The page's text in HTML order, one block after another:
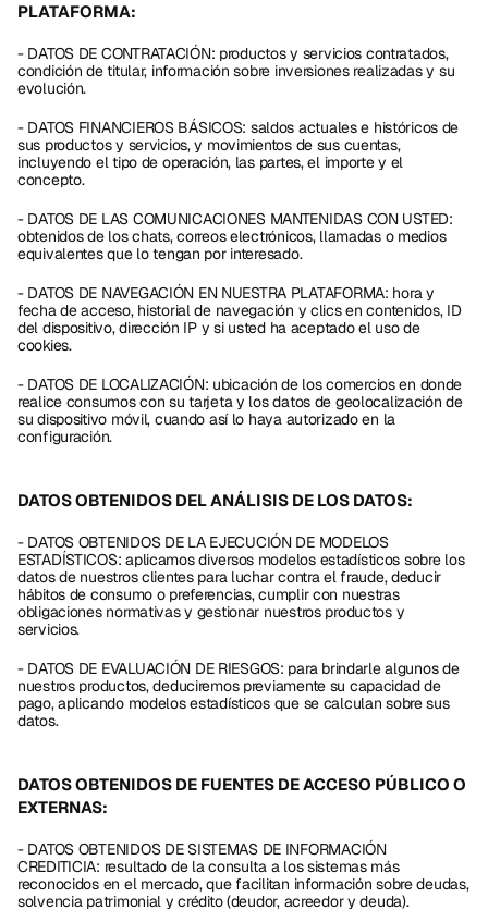
PLATAFORMA:
- DATOS DE CONTRATACIÓN: productos y servicios contratados,
condición de titular, información sobre inversiones realizadas y su
evolución.
- DATOS FINANCIEROS BÁSICOS: saldos actuales e históricos de
sus productos y servicios, y movimientos de sus cuentas,
incluyendo el tipo de operación, las partes, el importe y el
concepto.
- DATOS DE LAS COMUNICACIONES MANTENIDAS CON USTED:
obtenidos de los chats, correos electrónicos, llamadas o medios
equivalentes que lo tengan por interesado.
- DATOS DE NAVEGACIÓN EN NUESTRA PLATAFORMA: hora y
fecha de acceso, historial de navegación y clics en contenidos, ID
del dispositivo, dirección IP y si usted ha aceptado el uso de
cookies.
- DATOS DE LOCALIZACIÓN: ubicación de los comercios en donde
realice consumos con su tarjeta y los datos de geolocalización de
su dispositivo móvil, cuando así lo haya autorizado en la
configuración.
DATOS OBTENIDOS DEL ANÁLISIS DE LOS DATOS:
- DATOS OBTENIDOS DE LA EJECUCIÓN DE MODELOS
ESTADÍSTICOS: aplicamos diversos modelos estadísticos sobre los
datos de nuestros clientes para luchar contra el fraude, deducir
hábitos de consumo o preferencias, cumplir con nuestras
obligaciones normativas y gestionar nuestros productos y
servicios.
- DATOS DE EVALUACIÓN DE RIESGOS: para brindarle algunos de
nuestros productos, deduciremos previamente su capacidad de
pago, aplicando modelos estadísticos que se calculan sobre sus
datos.
DATOS OBTENIDOS DE FUENTES DE ACCESO PÚBLICO O
EXTERNAS:
- DATOS OBTENIDOS DE SISTEMAS DE INFORMACIÓN
CREDITICIA: resultado de la consulta a los sistemas más
reconocidos en el mercado, que facilitan información sobre deudas,
solvencia patrimonial y crédito (deudor, acreedor y deuda).